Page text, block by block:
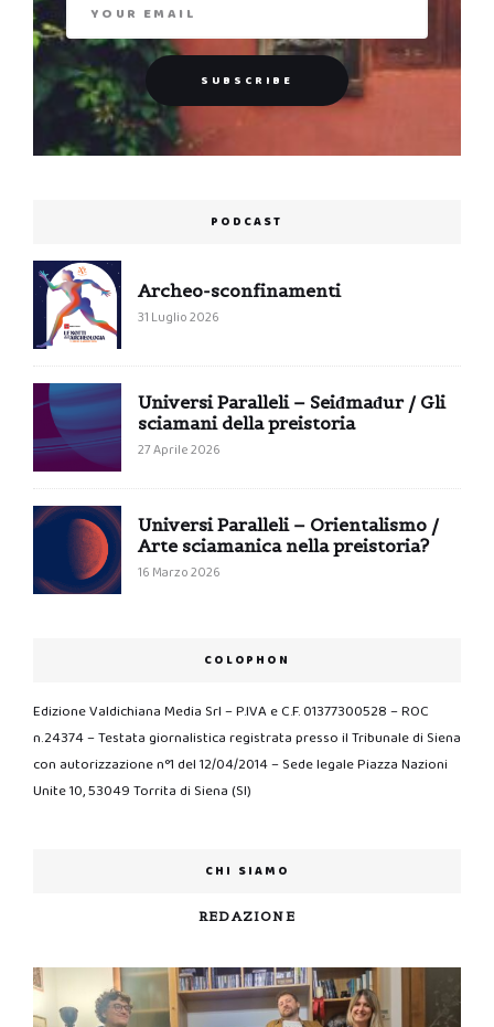
PODCAST
Archeo-sconfinamenti
31 Luglio 2026
Universi Paralleli – Seiđmađur / Gli
sciamani della preistoria
27 Aprile 2026
Universi Paralleli – Orientalismo /
Arte sciamanica nella preistoria?
16 Marzo 2026
COLOPHON
Edizione Valdichiana Media Srl – P.IVA e C.F. 01377300528 – ROC
n.24374 – Testata giornalistica registrata presso il Tribunale di Siena
con autorizzazione n°1 del 12/04/2014 – Sede legale Piazza Nazioni
Unite 10, 53049 Torrita di Siena (SI)
CHI SIAMO
REDAZIONE